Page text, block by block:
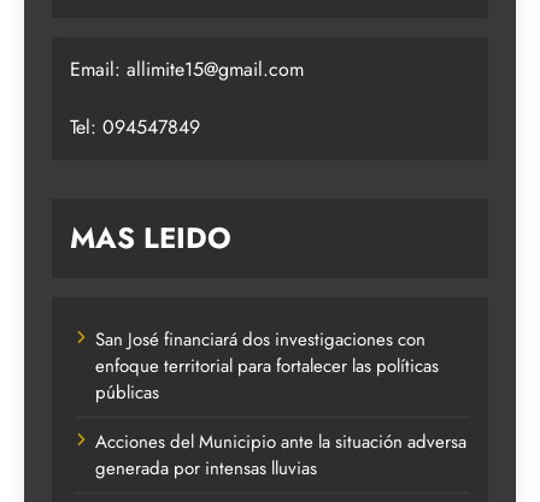
Email: allimite15@gmail.com
Tel: 094547849
MAS LEIDO
San José financiará dos investigaciones con
enfoque territorial para fortalecer las políticas
públicas
Acciones del Municipio ante la situación adversa
generada por intensas lluvias